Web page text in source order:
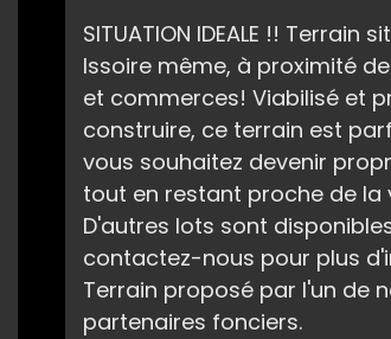
SITUATION IDEALE !! Terrain
Issoire même, à proximité
et commerces! Viabilisé et
construire, ce terrain est
vous souhaitez devenir
tout en restant proche de la
D'autres lots sont
contactez-nous pour plus
Terrain proposé par l'un de
partenaires fonciers.